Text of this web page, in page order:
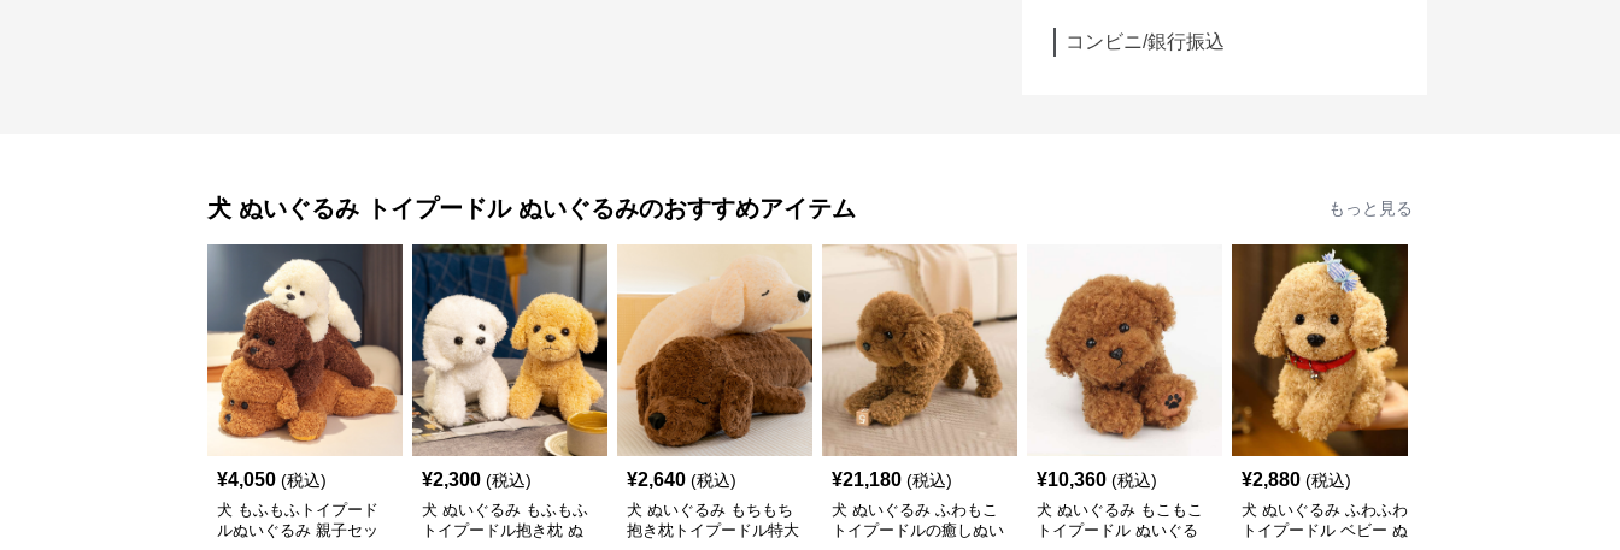
コンビニ/銀行振込
犬 ぬいぐるみ トイプードル ぬいぐるみのおすすめアイテム もっと見る
¥4,050 (税込)
犬 もふもふトイプード
ルぬいぐるみ 親子セッ
¥2,300 (税込)
犬 ぬいぐるみ もふもふ
トイプードル抱き枕 ぬ
¥2,640 (税込)
犬 ぬいぐるみ もちもち
抱き枕トイプードル特大
¥21,180 (税込)
犬 ぬいぐるみ ふわもこ
トイプードルの癒しぬい
¥10,360 (税込)
犬 ぬいぐるみ もこもこ
トイプードル ぬいぐる
¥2,880 (税込)
犬 ぬいぐるみ ふわふわ
トイプードル ベビー ぬ